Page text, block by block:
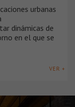
urbanas
dinámicas de
en el que se
VER +